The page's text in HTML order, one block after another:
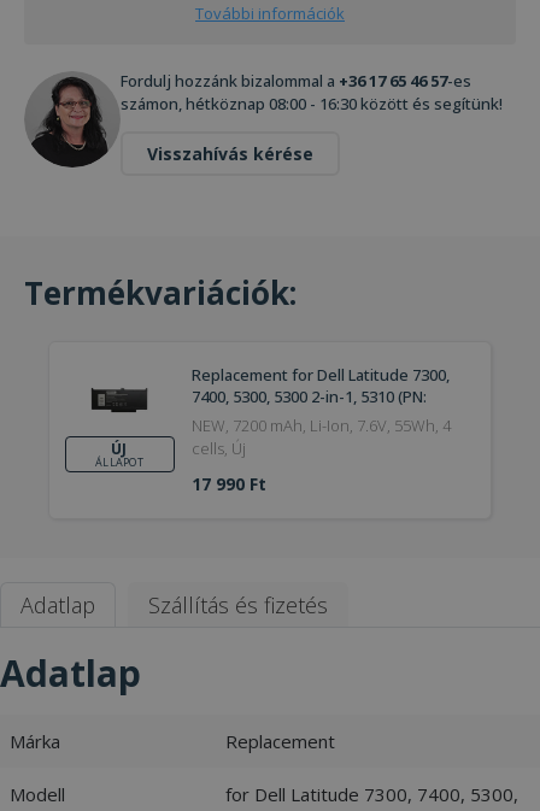
További információk
Fordulj hozzánk bizalommal a +36 17 65 46 57-es
számon, hétköznap 08:00 - 16:30 között és segítünk!
Visszahívás kérése
Termékvariációk:
ÚJ
ÁLLAPOT
Replacement for Dell Latitude 7300,
7400, 5300, 5300 2-in-1, 5310 (PN:
MXV9V)
NEW, 7200 mAh, Li-Ion, 7.6V, 55Wh, 4
cells, Új
17 990 Ft
Adatlap Szállítás és fizetés
Adatlap
Márka Replacement
Modell
for Dell Latitude 7300, 7400, 5300,